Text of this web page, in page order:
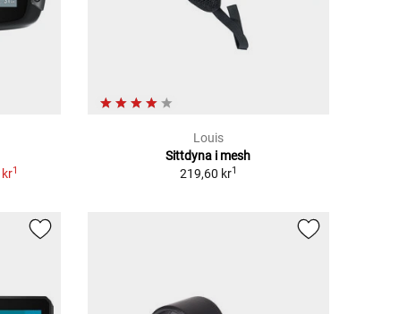
kr1
Louis
Sittdyna i mesh
219,60 kr1